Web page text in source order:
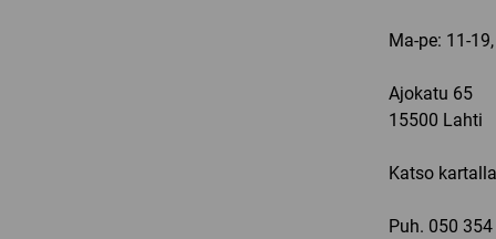
Ma-pe: 11-
Ajokatu 65
15500 Lahti
Katso kartalla
Puh. 050